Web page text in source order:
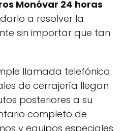
Monóvar 24 horas
a resolver la
sin importar que tan
llamada telefónica
de cerrajería llegan
posteriores a su
completo de
y equipos especiales